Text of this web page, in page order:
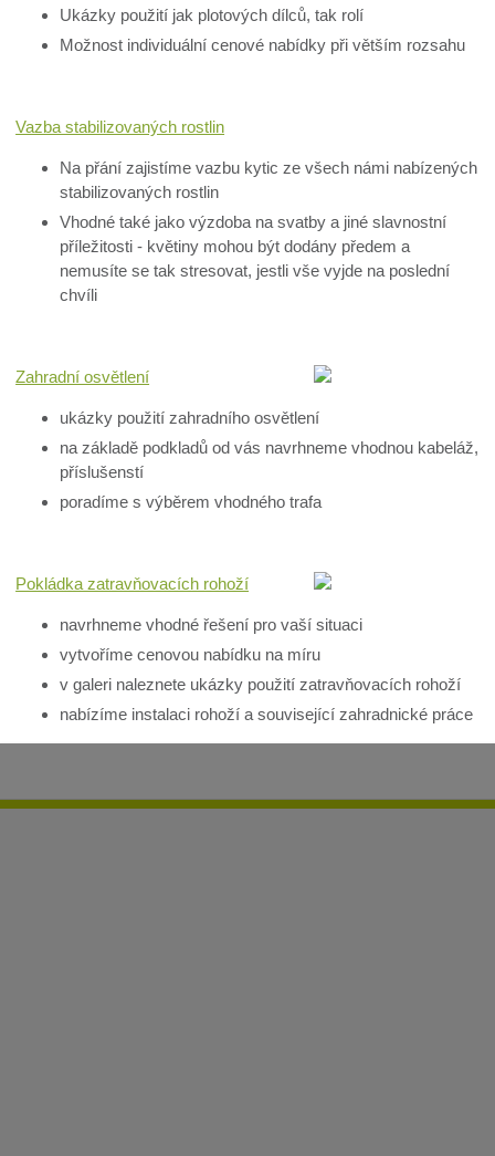
Ukázky použití jak plotových dílců, tak rolí
Možnost individuální cenové nabídky při větším rozsahu
Vazba stabilizovaných rostlin
Na přání zajistíme vazbu kytic ze všech námi nabízených
stabilizovaných rostlin
Vhodné také jako výzdoba na svatby a jiné slavnostní
příležitosti - květiny mohou být dodány předem a
nemusíte se tak stresovat, jestli vše vyjde na poslední
chvíli
Zahradní osvětlení
ukázky použití zahradního osvětlení
na základě podkladů od vás navrhneme vhodnou kabeláž,
příslušenstí
poradíme s výběrem vhodného trafa
Pokládka zatravňovacích rohoží
navrhneme vhodné řešení pro vaší situaci
vytvoříme cenovou nabídku na míru
v galeri naleznete ukázky použití zatravňovacích rohoží
nabízíme instalaci rohoží a související zahradnické práce